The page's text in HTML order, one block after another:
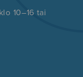
10–16 tai